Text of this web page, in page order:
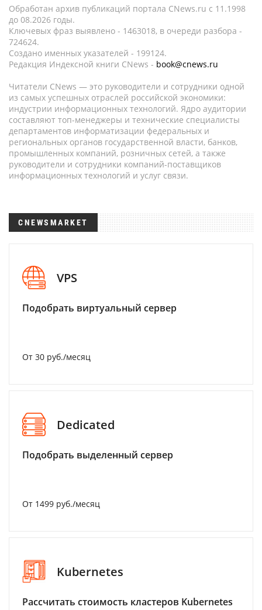
Обработан архив публикаций портала CNews.ru c 11.1998
до 08.2026 годы.
Ключевых фраз выявлено - 1463018, в очереди разбора -
724624.
Создано именных указателей - 199124.
Редакция Индексной книги CNews - book@cnews.ru
Читатели CNews — это руководители и сотрудники одной
из самых успешных отраслей российской экономики:
индустрии информационных технологий. Ядро аудитории
составляют топ-менеджеры и технические специалисты
департаментов информатизации федеральных и
региональных органов государственной власти, банков,
промышленных компаний, розничных сетей, а также
руководители и сотрудники компаний-поставщиков
информационных технологий и услуг связи.
CNEWSMARKET
VPS
Подобрать виртуальный сервер
От 30 руб./месяц
Dedicated
Подобрать выделенный сервер
От 1499 руб./месяц
Kubernetes
Рассчитать стоимость кластеров Kubernetes